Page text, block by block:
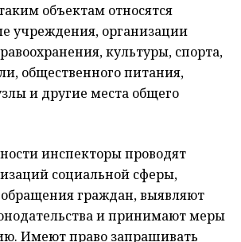
объектам относятся
учреждения, организации
культуры, спорта,
общественного питания,
и другие места общего
инспекторы проводят
социальной сферы,
граждан, выявляют
и принимают меры
Имеют право запрашивать